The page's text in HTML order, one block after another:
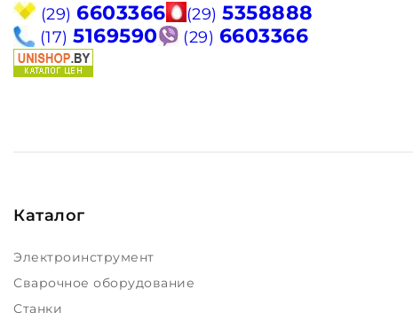
(29) 6603366 (29) 5358888
(17) 5169590 (29) 6603366
Каталог
Электроинструмент
Сварочное оборудование
Станки